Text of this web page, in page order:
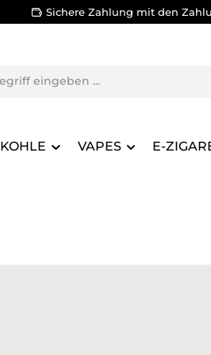
Sichere Zahlung mit den
KOHLE VAPES E-